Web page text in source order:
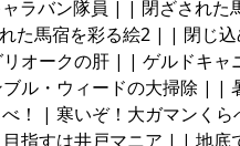
ラバン隊員 | | 閉ざされた
た馬宿を彩る絵2 | | 閉じ込
オークの肝 | | ゲルドキャ
ル・ウィードの大掃除 | |
！ | 寒いぞ！大ガマンく
指すは井戸マニア | | 地底